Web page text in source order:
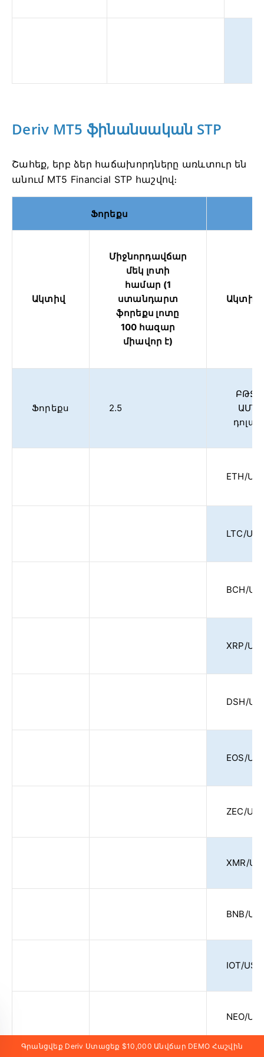
Deriv MT5 ֆինանսական STP
Շահեք, երբ ձեր հաճախորդները առևտուր են
անում MT5 Financial STP հաշվով։
Ֆորեքս
Ակտիվ
Միջնորդավճար
մեկ լոտի
համար (1
ստանդարտ
ֆորեքս լոտը
100 հազար
միավոր է)
Ակտիվ
Ֆորեքս 2.5
ԲԹՋ/
ԱՄՆ
դոլար
ETH/
LTC/
BCH/
XRP/
DSH/
EOS/
ZEC/
XMR/
BNB/
IOT/USD
NEO/
Գրանցվեք Deriv Ստացեք $10,000 Անվճար DEMO Հաշվին